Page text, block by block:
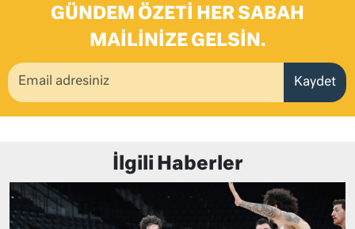
GÜNDEM ÖZETI HER SABAH
MAILINIZE GELSIN.
Kaydet
İlgili Haberler